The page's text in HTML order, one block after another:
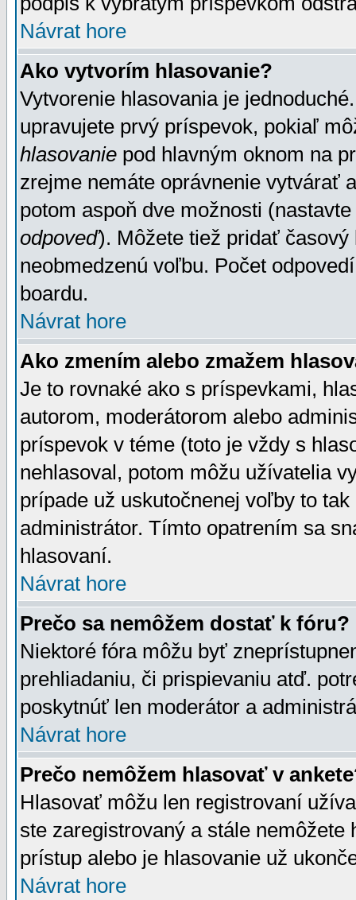
Návrat hore
Ako vytvorím hlasovanie?
Vytvorenie hlasovania je
upravujete prvý príspevok, pokiaľ
hlasovanie pod hlavným oknom na
zrejme nemáte oprávnenie vytvárať
potom aspoň dve možnosti
odpoveď). Môžete tiež pridať
neobmedzenú voľbu. Počet
boardu.
Návrat hore
Ako zmením alebo zmažem
Je to rovnaké ako s príspevkami,
autorom, moderátorom alebo
príspevok v téme (toto je vždy s
nehlasoval, potom môžu užívatelia
prípade už uskutočnenej voľby to
administrátor. Tímto opatrením sa
hlasovaní.
Návrat hore
Prečo sa nemôžem dostať k fóru?
Niektoré fóra môžu byť
prehliadaniu, či prispievaniu atď.
poskytnúť len moderátor a
Návrat hore
Prečo nemôžem hlasovať v
Hlasovať môžu len registrovaní
ste zaregistrovaný a stále
prístup alebo je hlasovanie už
Návrat hore